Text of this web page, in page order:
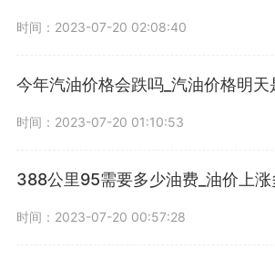
时间：2023-07-20 02:08:40
今年汽油价格会跌吗_汽油价格明天
时间：2023-07-20 01:10:53
388公里95需要多少油费_油价上涨
时间：2023-07-20 00:57:28